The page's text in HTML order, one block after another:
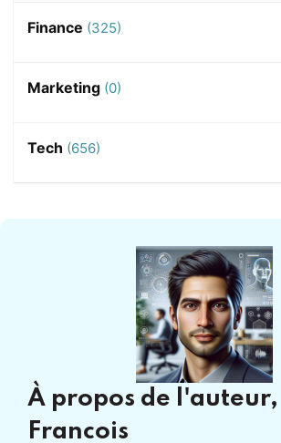
Finance (325)
Marketing (0)
Tech (656)
À propos de l'auteur,
Francois